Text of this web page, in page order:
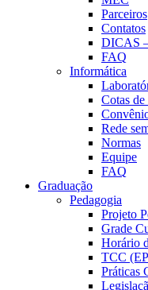
Parceiros
Contatos
DICAS
FAQ
Informática
Cotas de
Rede
Normas
Equipe
FAQ
Graduação
Pedagogia
Projeto
Grade
Horário
TCC
Práticas